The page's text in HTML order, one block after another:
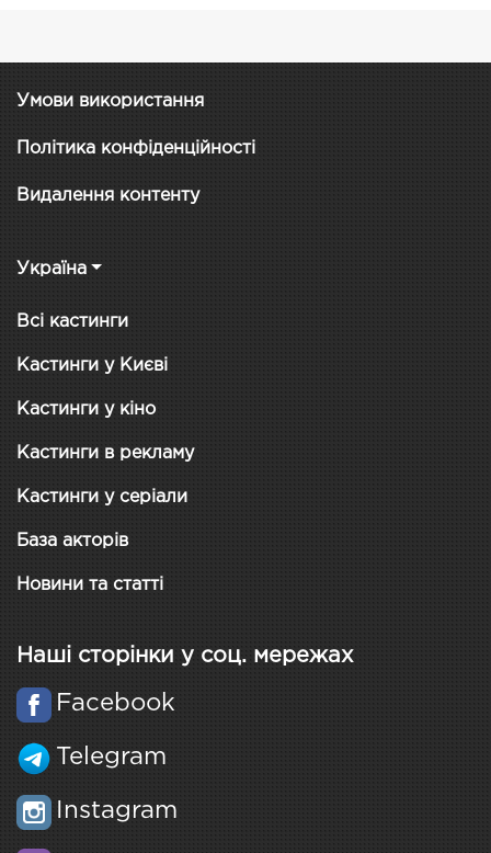
Умови використання
Політика конфіденційності
Видалення контенту
Україна
Всі кастинги
Кастинги у Києві
Кастинги у кіно
Кастинги в рекламу
Кастинги у серіали
База акторів
Новини та статті
Наші сторінки у соц. мережах
Facebook
Telegram
Instagram